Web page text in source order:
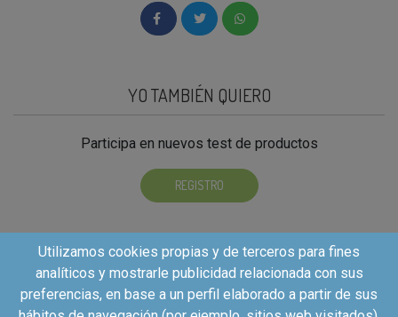
YO TAMBIÉN QUIERO
Participa en nuevos test de productos
REGISTRO
Utilizamos cookies propias y de terceros para fines
analíticos y mostrarle publicidad relacionada con sus
preferencias, en base a un perfil elaborado a partir de sus